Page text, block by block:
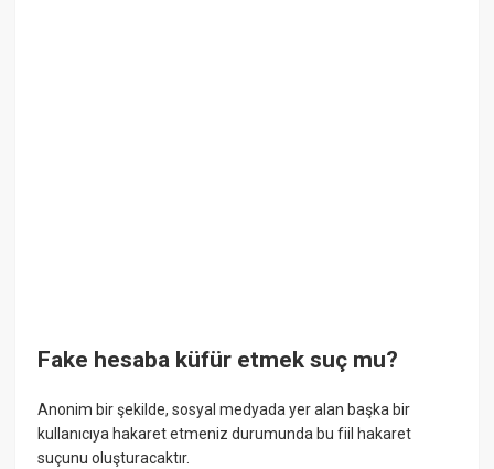
Fake hesaba küfür etmek suç mu?
Anonim bir şekilde, sosyal medyada yer alan başka bir
kullanıcıya hakaret etmeniz durumunda bu fiil hakaret
suçunu oluşturacaktır.